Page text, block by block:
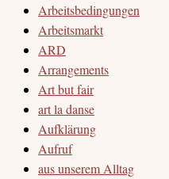
Arbeitsbedingungen
Arbeitsmarkt
ARD
Arrangements
Art but fair
art la danse
Aufklärung
Aufruf
aus unserem Alltag